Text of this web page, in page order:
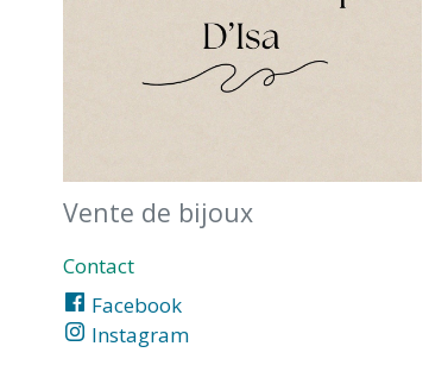
Vente de bijoux
Contact
Facebook
Instagram